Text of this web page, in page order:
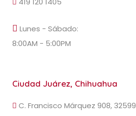
Lunes - Sábado:
8:00AM - 5:00PM
Ciudad Juárez, Chihuahua
C. Francisco Márquez 908, 32599